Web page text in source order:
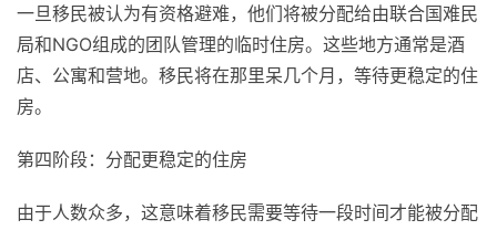
一旦移民被认为有资格避难，他们将被分配给由联合国难民
局和NGO组成的团队管理的临时住房。这些地方通常是酒
店、公寓和营地。移民将在那里呆几个月，等待更稳定的住
房。
第四阶段：分配更稳定的住房
由于人数众多，这意味着移民需要等待一段时间才能被分配